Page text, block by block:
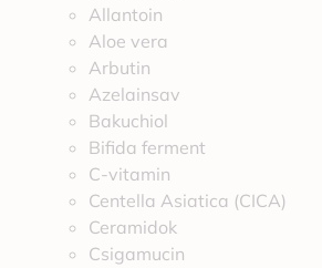
Allantoin
Aloe vera
Arbutin
Azelainsav
Bakuchiol
Bifida ferment
C-vitamin
Centella Asiatica (CICA)
Ceramidok
Csigamucin